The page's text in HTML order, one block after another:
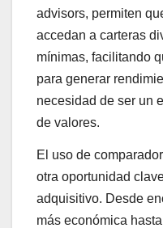
advisors, permiten
accedan a carteras
mínimas, facilitando
para generar
necesidad de ser un
de valores.
El uso de
otra oportunidad
adquisitivo. Desde
más económica